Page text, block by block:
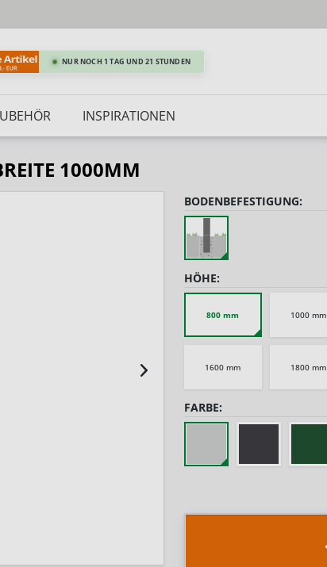
NUR NOCH 1 TAG UND 21 STUNDEN
INSPIRATIONEN
1000MM
BODENBEFESTIGUNG:
HÖHE:
800 mm 1000 mm
1600 mm 1800 mm
FARBE: